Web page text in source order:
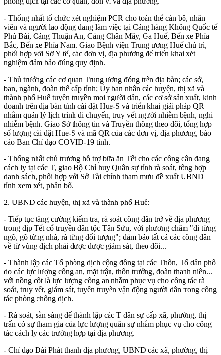
- Thống nhất tổ chức xét nghiệm PCR cho toàn thể cán bộ, nhân
viên và người lao động đang làm việc tại Cảng hàng Không Quốc tế
Phú Bài, Cảng Thuận An, Cảng Chân Mây, Ga Huế, Bến xe Phía
Bắc, Bến xe Phía Nam. Giao Bệnh viện Trung ương Huế chủ trì,
phối hợp với Sở Y tế, các đơn vị, địa phương để triển khai xét
nghiệm đảm bảo đúng quy định.
- Thủ trưởng các cơ quan Trung ương đóng trên địa bàn; các sở,
ban, ngành, đoàn thể cấp tỉnh; Ủy ban nhân các huyện, thị xã và
thành phố Huế tuyên truyền mọi người dân, các cơ sở sản xuất, kinh
doanh trên địa bàn tỉnh cài đặt Hue-S và triển khai giải pháp QR
nhằm quản lý lịch trình di chuyển, truy vết người nhiễm bệnh, nghi
nhiễm bệnh. Giao Sở thông tin và Truyền thông theo dõi, tổng hợp
số lượng cài đặt Hue-S và mã QR của các đơn vị, địa phương, báo
cáo Ban Chỉ đạo COVID-19 tỉnh.
- Thống nhất chủ trương hỗ trợ bữa ăn Tết cho các công dân đang
cách ly tại các T, giao Bộ Chỉ huy Quân sự tỉnh rà soát, tổng hợp
danh sách, phối hợp với Sở Tài chính tham mưu đề xuất UBND
tỉnh xem xét, phân bổ.
2. UBND các huyện, thị xã và thành phố Huế:
- Tiếp tục tăng cường kiểm tra, rà soát công dân trở về địa phương
trong dịp Tết cổ truyền dân tộc Tân Sửu, với phương châm "đi từng
ngõ, gõ từng nhà, rà từng đối tượng"; đảm bảo tất cả các công dân
về từ vùng dịch phải được được giám sát, theo dõi...
- Thành lập các Tổ phòng dịch cộng đồng tại các Thôn, Tổ dân phố
do các lực lượng công an, mặt trận, thôn trưởng, đoàn thanh niên...
với nồng cốt là lực lượng công an nhằm phục vụ cho công tác rà
soát, truy vết, giám sát, tuyên truyền vận động người dân trong công
tác phòng chống dịch.
- Rà soát, sẵn sàng để thành lập các T dân sự cấp xã, phường, thị
trấn có sự tham gia của lực lượng quân sự nhằm phục vụ cho công
tác cách ly các trường hợp tại địa phương.
- Chỉ đạo Đài Phát thanh địa phương, UBND các xã, phường, thị